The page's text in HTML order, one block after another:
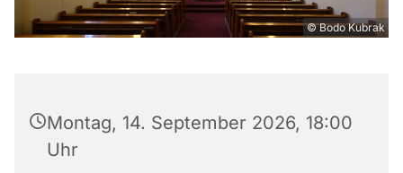
© Bodo Kubrak
Montag, 14. September 2026, 18:00
Uhr